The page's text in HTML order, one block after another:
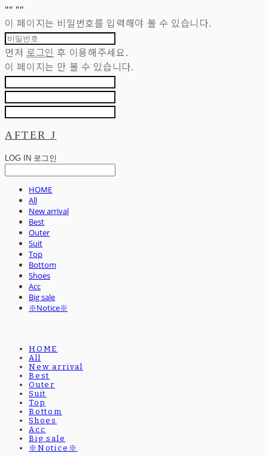
"" ""
이 페이지는 비밀번호를 입력해야 볼 수 있습니다.
먼저 로그인 후 이용해주세요.
이 페이지는 만 볼 수 있습니다.
AFTER J
LOG IN 로그인
HOME
All
New arrival
Best
Outer
Suit
Top
Bottom
Shoes
Acc
Big sale
※Notice※
HOME
All
New arrival
Best
Outer
Suit
Top
Bottom
Shoes
Acc
Big sale
※Notice※